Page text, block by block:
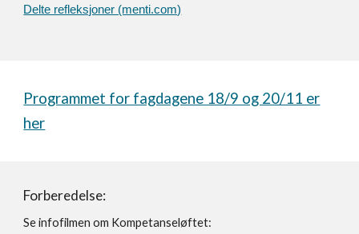
Delte refleksjoner (menti.com)
Programmet for fagdagene 18/9 og 20/11 er
her
Forberedelse:
Se infofilmen om Kompetanseløftet: